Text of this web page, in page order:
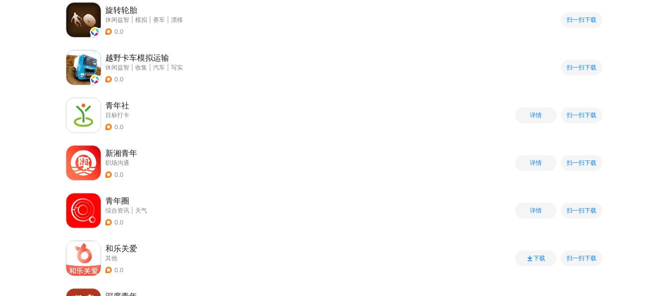
旋转轮胎
休闲益智 模拟 赛车
漂移
0.0
扫一扫下载
越野卡车模拟运输
休闲益智 收集 汽车
写实
0.0
扫一扫下载
青年社
目标打卡
0.0
详情 扫一扫下载
新湘青年
职场沟通
0.0
详情 扫一扫下载
青年圈
综合资讯
天气
0.0
详情 扫一扫下载
和乐关爱
其他
0.0
下载 扫一扫下载